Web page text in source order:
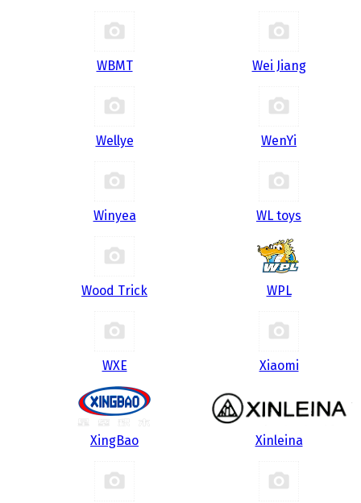
WBMT Wei Jiang
Wellye WenYi
Winyea WL toys
Wood Trick WPL
WXE Xiaomi
XingBao Xinleina